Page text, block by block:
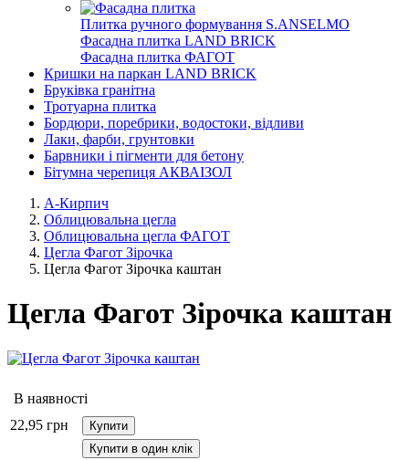
Плитка ручного формування S.ANSELMO
Фасадна плитка LAND BRICK
Фасадна плитка ФАГОТ
Кришки на паркан LAND BRICK
Бруківка гранітна
Тротуарна плитка
Бордюри, поребрики, водостоки, відливи
Лаки, фарби, грунтовки
Барвники і пігменти для бетону
Бітумна черепиця АКВАІЗОЛ
А-Кирпич
Облицювальна цегла
Облицювальна цегла ФАГОТ
Цегла Фагот Зірочка
Цегла Фагот Зірочка каштан
Цегла Фагот Зірочка каштан
В наявності
22,95 грн
Купити
Купити в один клік